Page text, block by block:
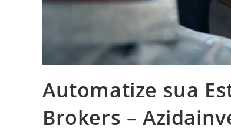
Automatize sua
Brokers –